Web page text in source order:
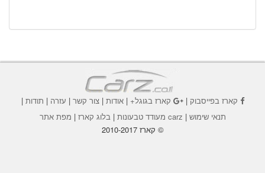
קארז בפייסבוק| קארז בגוגל+|אודות |צור קשר | עזרה | תודות |
תנאי שימוש | carz מעודד טבעונות | בלוג קארז | מפת אתר
© קארז 2010-2017